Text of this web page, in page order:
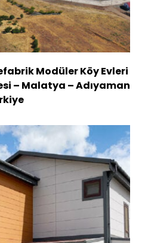
Modüler Köy Evleri
– Malatya – Adıyaman